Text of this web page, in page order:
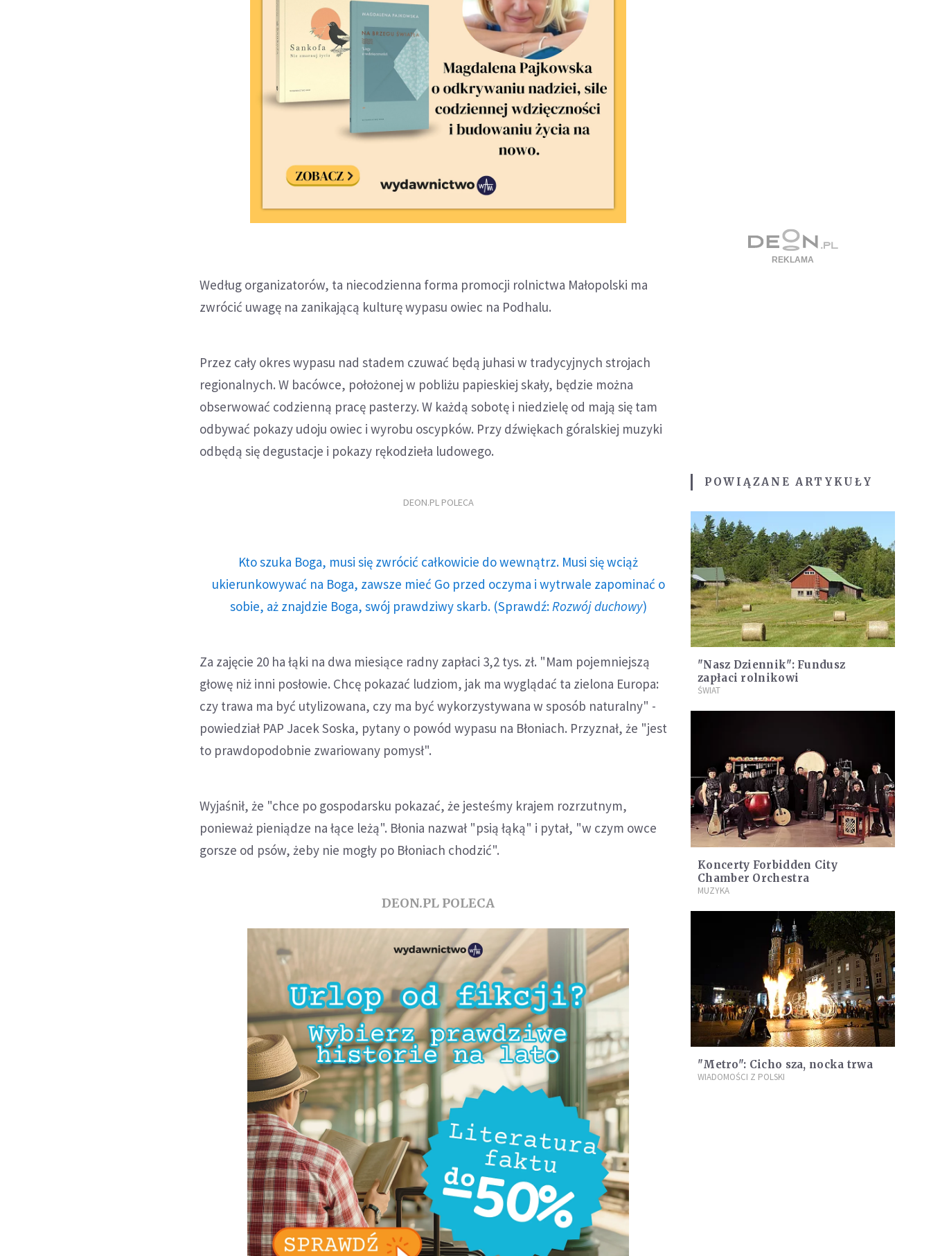
Według organizatorów, ta niecodzienna forma promocji rolnictwa Małopolski ma
zwrócić uwagę na zanikającą kulturę wypasu owiec na Podhalu.
Przez cały okres wypasu nad stadem czuwać będą juhasi w tradycyjnych strojach
regionalnych. W bacówce, położonej w pobliżu papieskiej skały, będzie można
obserwować codzienną pracę pasterzy. W każdą sobotę i niedzielę od mają się tam
odbywać pokazy udoju owiec i wyrobu oscypków. Przy dźwiękach góralskiej muzyki
odbędą się degustacje i pokazy rękodzieła ludowego.
DEON.PL POLECA
Kto szuka Boga, musi się zwrócić całkowicie do wewnątrz. Musi się wciąż
ukierunkowywać na Boga, zawsze mieć Go przed oczyma i wytrwale zapominać o
sobie, aż znajdzie Boga, swój prawdziwy skarb. (Sprawdź: Rozwój duchowy)
Za zajęcie 20 ha łąki na dwa miesiące radny zapłaci 3,2 tys. zł. "Mam pojemniejszą
głowę niż inni posłowie. Chcę pokazać ludziom, jak ma wyglądać ta zielona Europa:
czy trawa ma być utylizowana, czy ma być wykorzystywana w sposób naturalny" -
powiedział PAP Jacek Soska, pytany o powód wypasu na Błoniach. Przyznał, że "jest
to prawdopodobnie zwariowany pomysł".
Wyjaśnił, że "chce po gospodarsku pokazać, że jesteśmy krajem rozrzutnym,
ponieważ pieniądze na łące leżą". Błonia nazwał "psią łąką" i pytał, "w czym owce
gorsze od psów, żeby nie mogły po Błoniach chodzić".
DEON.PL POLECA
POWIĄZANE ARTYKUŁY
"Nasz Dziennik": Fundusz
zapłaci rolnikowi
ŚWIAT
Koncerty Forbidden City
Chamber Orchestra
MUZYKA
"Metro": Cicho sza, nocka trwa
WIADOMOŚCI Z POLSKI